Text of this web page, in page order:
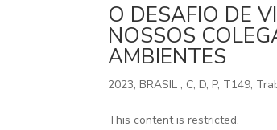
O DESAFIO DE
NOSSOS
AMBIENTES
2023,BRASIL , C,D,P, T149,
This content is restricted.